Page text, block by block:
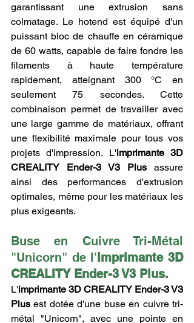
garantissant une extrusion sans
colmatage. Le hotend est équipé d'un
puissant bloc de chauffe en céramique
de 60 watts, capable de faire fondre les
filaments à haute température
rapidement, atteignant 300 °C en
seulement 75 secondes. Cette
combinaison permet de travailler avec
une large gamme de matériaux, offrant
une flexibilité maximale pour tous vos
projets d'impression. L'imprimante 3D
CREALITY Ender-3 V3 Plus assure
ainsi des performances d'extrusion
optimales, même pour les matériaux les
plus exigeants.
Buse en Cuivre Tri-Métal
"Unicorn" de l'Imprimante 3D
CREALITY Ender-3 V3 Plus.
L'imprimante 3D CREALITY Ender-3 V3
Plus est dotée d'une buse en cuivre tri-
métal "Unicorn", avec une pointe en